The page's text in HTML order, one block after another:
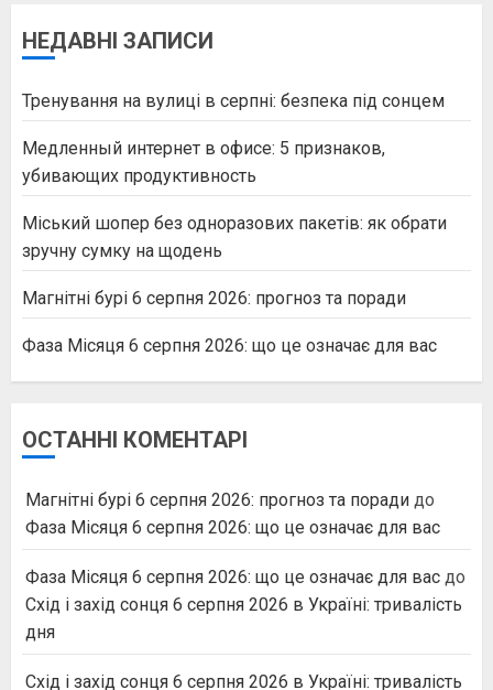
НЕДАВНІ ЗАПИСИ
Тренування на вулиці в серпні: безпека під сонцем
Медленный интернет в офисе: 5 признаков,
убивающих продуктивность
Міський шопер без одноразових пакетів: як обрати
зручну сумку на щодень
Магнітні бурі 6 серпня 2026: прогноз та поради
Фаза Місяця 6 серпня 2026: що це означає для вас
ОСТАННІ КОМЕНТАРІ
Магнітні бурі 6 серпня 2026: прогноз та поради до
Фаза Місяця 6 серпня 2026: що це означає для вас
Фаза Місяця 6 серпня 2026: що це означає для вас до
Схід і захід сонця 6 серпня 2026 в Україні: тривалість
дня
Схід і захід сонця 6 серпня 2026 в Україні: тривалість